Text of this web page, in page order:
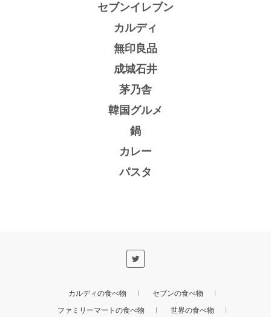
セブンイレブン
カルディ
無印良品
成城石井
茅乃舎
韓国グルメ
鍋
カレー
パスタ
カルディの食べ物
セブンの食べ物
ファミリーマートの食べ物
世界の食べ物